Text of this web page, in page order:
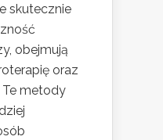
skutecznie
obejmują
oraz
Te metody